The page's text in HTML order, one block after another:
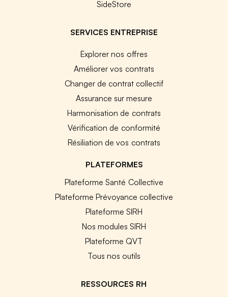
SideStore
SERVICES ENTREPRISE
Explorer nos offres
Améliorer vos contrats
Changer de contrat collectif
Assurance sur mesure
Harmonisation de contrats
Vérification de conformité
Résiliation de vos contrats
PLATEFORMES
Plateforme Santé Collective
Plateforme Prévoyance collective
Plateforme SIRH
Nos modules SIRH
Plateforme QVT
Tous nos outils
RESSOURCES RH